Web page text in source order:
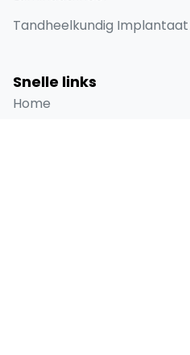
Tandheelkundig Implantaat
Snelle links
Home